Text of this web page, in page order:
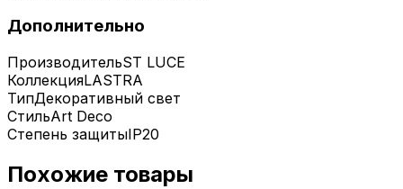
Дополнительно
ПроизводительST LUCE
КоллекцияLASTRA
ТипДекоративный свет
СтильArt Deco
Степень защитыIP20
Похожие товары